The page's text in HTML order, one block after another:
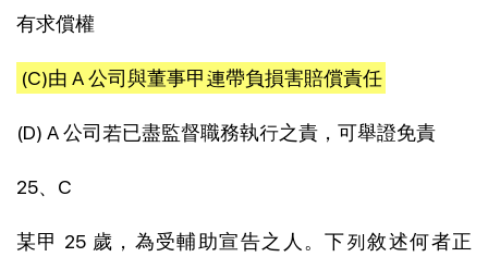
有求償權
(C)由 A 公司與董事甲連帶負損害賠償責任
(D) A 公司若已盡監督職務執行之責，可舉證免責
25、C
某甲 25 歲，為受輔助宣告之人。下列敘述何者正